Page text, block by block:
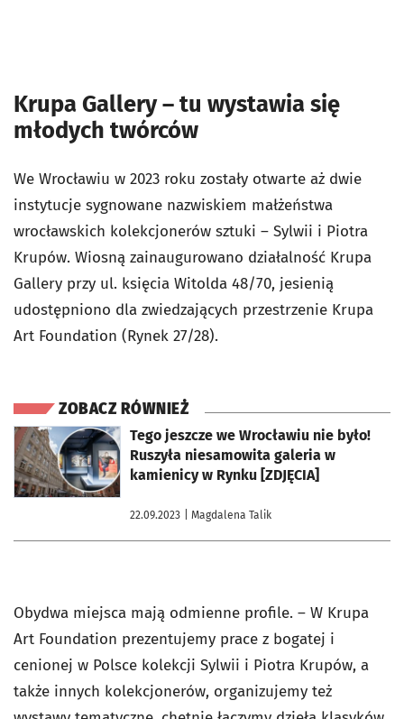
Krupa Gallery – tu wystawia się
młodych twórców
We Wrocławiu w 2023 roku zostały otwarte aż dwie
instytucje sygnowane nazwiskiem małżeństwa
wrocławskich kolekcjonerów sztuki – Sylwii i Piotra
Krupów. Wiosną zainaugurowano działalność Krupa
Gallery przy ul. księcia Witolda 48/70, jesienią
udostępniono dla zwiedzających przestrzenie Krupa
Art Foundation (Rynek 27/28).
ZOBACZ RÓWNIEŻ
Tego jeszcze we Wrocławiu nie było!
Ruszyła niesamowita galeria w
kamienicy w Rynku [ZDJĘCIA]
22.09.2023 | Magdalena Talik
otworzy się w nowej karcie
Obydwa miejsca mają odmienne profile. – W Krupa
Art Foundation prezentujemy prace z bogatej i
cenionej w Polsce kolekcji Sylwii i Piotra Krupów, a
także innych kolekcjonerów, organizujemy też